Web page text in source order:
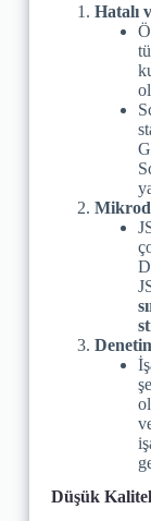
Hatalı
Düşük